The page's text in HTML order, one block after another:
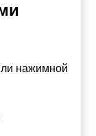
нажимной